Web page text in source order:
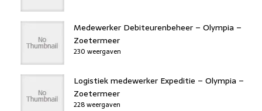
Medewerker Debiteurenbeheer – Olympia –
Zoetermeer
230 weergaven
Logistiek medewerker Expeditie – Olympia –
Zoetermeer
228 weergaven